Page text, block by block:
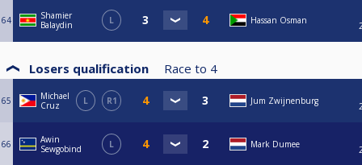
64
Shamier
Balaydin
L Hassan Osman
Losers qualification Race to 4
65
Michael
Cruz
L R1 Jum Zwijnenburg
66
Awin
Sewgobind
L Mark Dumee